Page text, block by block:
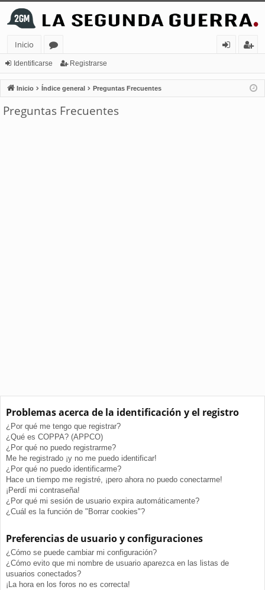
Inicio
or
os
nt
ifi
ist
ra
Identificarse Registrarse
Inicio Índice general Preguntas Frecuentes
Preguntas Frecuentes
Problemas acerca de la identificación y el registro
¿Por qué me tengo que registrar?
¿Qué es COPPA? (APPCO)
¿Por qué no puedo registrarme?
Me he registrado ¡y no me puedo identificar!
¿Por qué no puedo identificarme?
Hace un tiempo me registré, ¡pero ahora no puedo conectarme!
¡Perdí mi contraseña!
¿Por qué mi sesión de usuario expira automáticamente?
¿Cuál es la función de "Borrar cookies"?
Preferencias de usuario y configuraciones
¿Cómo se puede cambiar mi configuración?
¿Cómo evito que mi nombre de usuario aparezca en las listas de
usuarios conectados?
¡La hora en los foros no es correcta!